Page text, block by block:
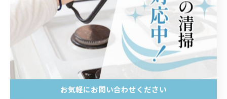
します。送風ファンの奥や、分解が難しい部分にカビが
残ると、クリーニング直後でも臭いが残ることがありま
臭いの発生源を特定するには、クリーニング時に業者へ
「臭いが気になる」と伝え、重点的に洗浄してもらうと
良いでしょう。再発を防ぐには、冷房使用後の送風運転
お気軽にお問い合わせください